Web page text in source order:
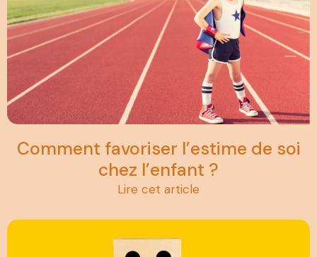
Comment favoriser l’estime de soi
chez l’enfant ?
Lire cet article